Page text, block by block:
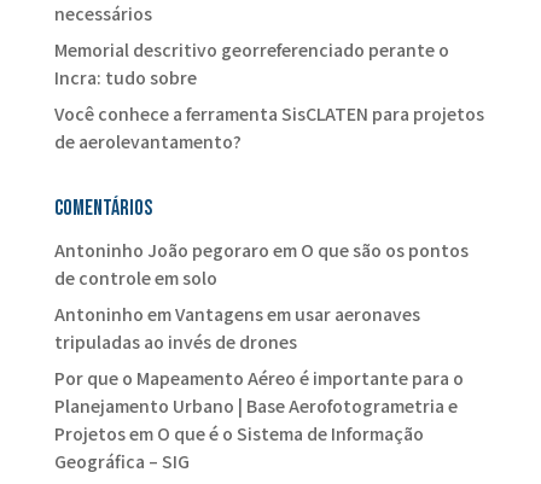
necessários
Memorial descritivo georreferenciado perante o
Incra: tudo sobre
Você conhece a ferramenta SisCLATEN para projetos
de aerolevantamento?
Comentários
Antoninho João pegoraro em O que são os pontos
de controle em solo
Antoninho emVantagens em usar aeronaves
tripuladas ao invés de drones
Por que o Mapeamento Aéreo é importante para o
Planejamento Urbano | Base Aerofotogrametria e
Projetosem O que é o Sistema de Informação
Geográfica – SIG